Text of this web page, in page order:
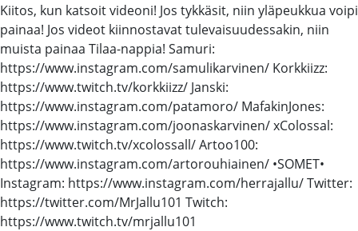
Kiitos, kun katsoit videoni! Jos tykkäsit, niin yläpeukkua voipi
painaa! Jos videot kiinnostavat tulevaisuudessakin, niin
muista painaa Tilaa-nappia! Samuri:
https://www.instagram.com/samulikarvinen/ Korkkiizz:
https://www.twitch.tv/korkkiizz/ Janski:
https://www.instagram.com/patamoro/ MafakinJones:
https://www.instagram.com/joonaskarvinen/ xColossal:
https://www.twitch.tv/xcolossall/ Artoo100:
https://www.instagram.com/artorouhiainen/ •SOMET•
Instagram: https://www.instagram.com/herrajallu/ Twitter:
https://twitter.com/MrJallu101 Twitch:
https://www.twitch.tv/mrjallu101